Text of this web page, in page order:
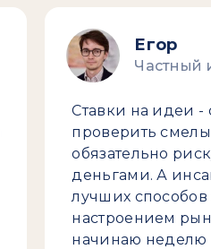
Егор
Частный
Ставки на идеи -
проверить
обязательно
деньгами. А
лучших способов
настроением
начинаю неделю